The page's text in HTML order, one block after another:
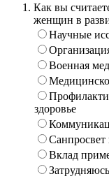
Как вы
женщин в
Научные
Военная
здоровье
Санпросвет
Вклад